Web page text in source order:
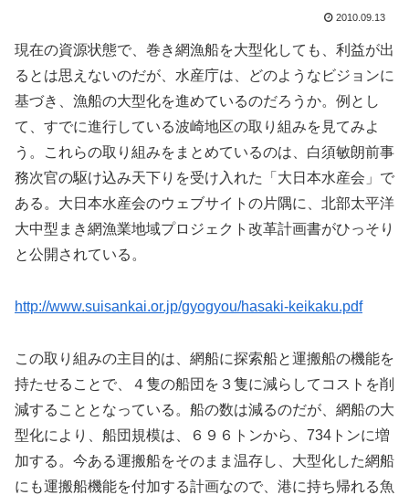
2010.09.13
現在の資源状態で、巻き網漁船を大型化しても、利益が出
るとは思えないのだが、水産庁は、どのようなビジョンに
基づき、漁船の大型化を進めているのだろうか。例とし
て、すでに進行している波崎地区の取り組みを見てみよ
う。これらの取り組みをまとめているのは、白須敏朗前事
務次官の駆け込み天下りを受け入れた「大日本水産会」で
ある。大日本水産会のウェブサイトの片隅に、北部太平洋
大中型まき網漁業地域プロジェクト改革計画書がひっそり
と公開されている。
http://www.suisankai.or.jp/gyogyou/hasaki-keikaku.pdf
この取り組みの主目的は、網船に探索船と運搬船の機能を
持たせることで、４隻の船団を３隻に減らしてコストを削
減することとなっている。船の数は減るのだが、網船の大
型化により、船団規模は、６９６トンから、734トンに増
加する。今ある運搬船をそのまま温存し、大型化した網船
にも運搬船機能を付加する計画なので、港に持ち帰れる魚